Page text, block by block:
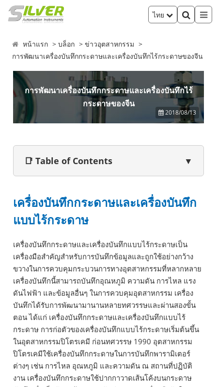
ไทย
หน้าแรก บล็อก
ข่าวอุตสาหกรรม
การพัฒนาเครื่องบันทึกกระดาษและเครื่องบันทึกไร้กระดาษของจีน
การพัฒนาเครื่องบันทึกกระดาษและเครื่องบันทึกไร้
กระดาษของจีน
2018/08/13
📑 Table of Contents ▼
เครื่องบันทึกกระดาษและเครื่องบันทึก
แบบไร้กระดาษ
เครื่องบันทึกกระดาษและเครื่องบันทึกแบบไร้กระดาษเป็น
เครื่องมือสำคัญสำหรับการบันทึกข้อมูลและถูกใช้อย่างกว้าง
ขวางในการควบคุมกระบวนการทางอุตสาหกรรมที่หลากหลาย
เครื่องบันทึกนี้สามารถบันทึกอุณหภูมิ ความดัน การไหล แรง
ดันไฟฟ้า และข้อมูลอื่นๆ ในการควบคุมอุตสาหกรรม เครื่อง
บันทึกได้รับการพัฒนามานานหลายทศวรรษและผ่านสองขั้น
ตอน ได้แก่ เครื่องบันทึกกระดาษและเครื่องบันทึกแบบไร้
กระดาษ การก่อตัวของเครื่องบันทึกแบบไร้กระดาษเริ่มต้นขึ้น
ในอุตสาหกรรมปิโตรเคมี ก่อนทศวรรษ 1990 อุตสาหกรรม
ปิโตรเคมีใช้เครื่องบันทึกกระดาษในการบันทึกพารามิเตอร์
ต่างๆ เช่น การไหล อุณหภูมิ และความดัน ณ สถานที่ปฏิบัติ
งาน เครื่องบันทึกกระดาษใช้ปากกาวาดเส้นโค้งบนกระดาษ